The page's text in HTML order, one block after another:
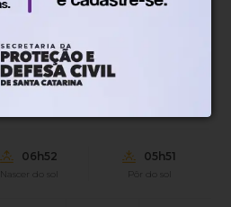
Tempo nublado
1.79km/h
06h52
Nascer do sol
05h51
Pôr do sol